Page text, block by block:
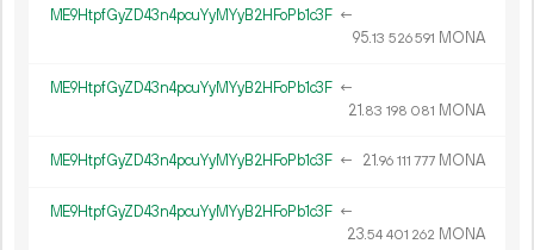
ME9HtpfGyZD43n4pcuYyMYyB2HFoPb1c3F ←
95.13 526591 MONA
ME9HtpfGyZD43n4pcuYyMYyB2HFoPb1c3F ←
21.83 198 081 MONA
ME9HtpfGyZD43n4pcuYyMYyB2HFoPb1c3F ← 21.96 111 777 MONA
ME9HtpfGyZD43n4pcuYyMYyB2HFoPb1c3F ←
23.54 401 262 MONA